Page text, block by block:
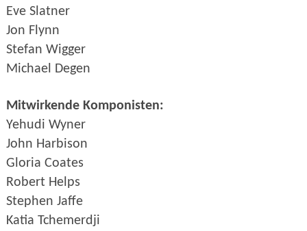
Eve Slatner
Jon Flynn
Stefan Wigger
Michael Degen
Mitwirkende Komponisten:
Yehudi Wyner
John Harbison
Gloria Coates
Robert Helps
Stephen Jaffe
Katia Tchemerdji